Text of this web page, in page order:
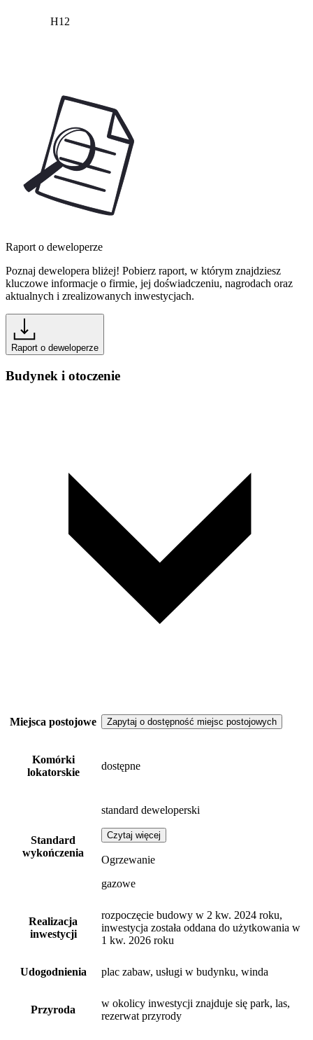
H12
Raport o deweloperze
Poznaj dewelopera bliżej! Pobierz raport, w którym znajdziesz
kluczowe informacje o firmie, jej doświadczeniu, nagrodach oraz
aktualnych i zrealizowanych inwestycjach.
Raport o deweloperze
Budynek i otoczenie
Miejsca postojowe Zapytaj o dostępność miejsc postojowych
Komórki
lokatorskie
dostępne
Standard
wykończenia
standard deweloperski
Czytaj więcej
Ogrzewanie
gazowe
Realizacja
inwestycji
rozpoczęcie budowy w 2 kw. 2024 roku,
inwestycja została oddana do użytkowania w
1 kw. 2026 roku
Udogodnienia plac zabaw, usługi w budynku, winda
Przyroda
w okolicy inwestycji znajduje się park, las,
rezerwat przyrody